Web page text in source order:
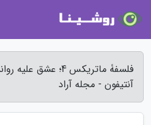
فلسفۀ ماتریکس 4؛
آنتیفون - مجله آراد